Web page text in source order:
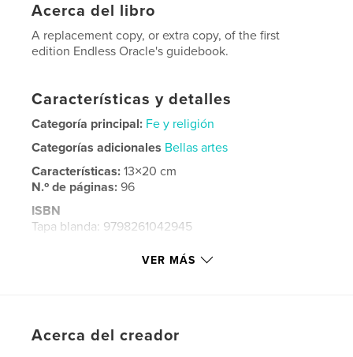
Acerca del libro
A replacement copy, or extra copy, of the first
edition Endless Oracle's guidebook.
Características y detalles
Categoría principal: Fe y religión
Categorías adicionales Bellas artes
Características:13×20 cm
N.º de páginas:96
ISBN
Tapa blanda: 9798261042945
feb. 26, 2026
VER MÁS
Acerca del creador